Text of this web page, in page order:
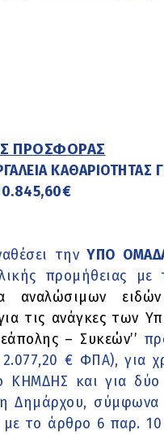
ΠΡΟΣΦΟΡΑΣ
ΚΑΘΑΡΙΟΤΗΤΑΣ
την ΥΠΟ
προμήθειας με
αναλώσιμων ειδών
τις ανάγκες των
– Συκεών’’
€ ΦΠΑ), για
ΚΗΜΔΗΣ και για
Δημάρχου, σύμφωνα
το άρθρο 6 παρ.